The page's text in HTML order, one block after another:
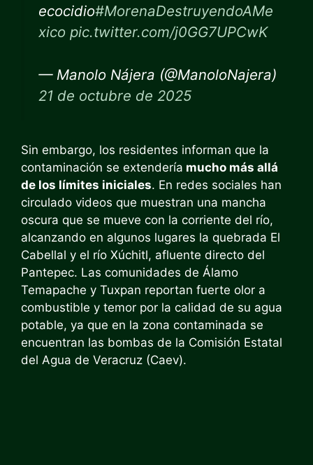
ecocidio#MorenaDestruyendoAMe
xico pic.twitter.com/j0GG7UPCwK
— Manolo Nájera (@ManoloNajera)
21 de octubre de 2025
Sin embargo, los residentes informan que la
contaminación se extendería mucho más allá
de los límites iniciales. En redes sociales han
circulado videos que muestran una mancha
oscura que se mueve con la corriente del río,
alcanzando en algunos lugares la quebrada El
Cabellal y el río Xúchitl, afluente directo del
Pantepec. Las comunidades de Álamo
Temapache y Tuxpan reportan fuerte olor a
combustible y temor por la calidad de su agua
potable, ya que en la zona contaminada se
encuentran las bombas de la Comisión Estatal
del Agua de Veracruz (Caev).